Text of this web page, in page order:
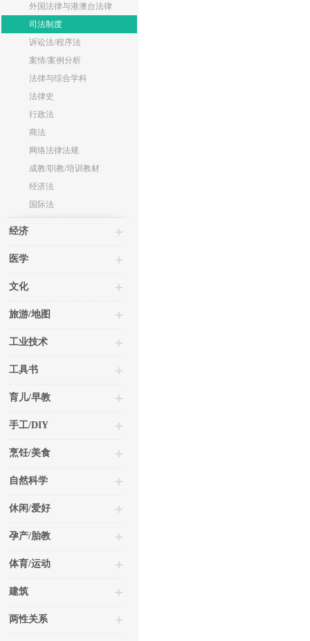
外国法律与港澳台法律
司法制度
诉讼法/程序法
案情/案例分析
法律与综合学科
法律史
行政法
商法
网络法律法规
成教/职教/培训教材
经济法
国际法
经济
医学
文化
旅游/地图
工业技术
工具书
育儿/早教
手工/DIY
烹饪/美食
自然科学
休闲/爱好
孕产/胎教
体育/运动
建筑
两性关系